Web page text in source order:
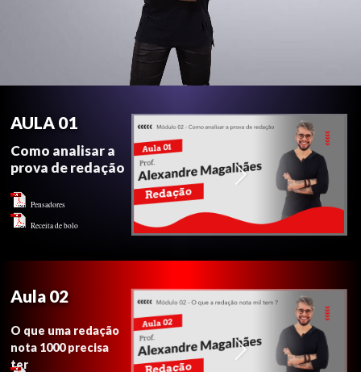
Como analisar a
prova de redação
AULA 01
Pensadores
Receita de bolo
Aula 02
O que uma redação
nota 1000 precisa
ter